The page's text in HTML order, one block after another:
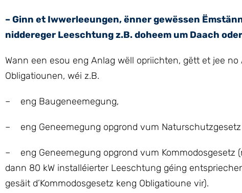
– Ginn et Iwwerleeungen, ënner gewëssen
niddereger Leeschtung z.B. doheem um Daach
Wann een esou eng Anlag wëll opriichten, gëtt et jee
Obligatiounen, wéi z.B.
– eng Baugeneemegung,
– eng Geneemegung opgrond vum
– eng Geneemegung opgrond vum Kommodosgesetz
dann 80 kW installéierter Leeschtung géing
gesäit d’Kommodosgesetz keng Obligatioune vir).